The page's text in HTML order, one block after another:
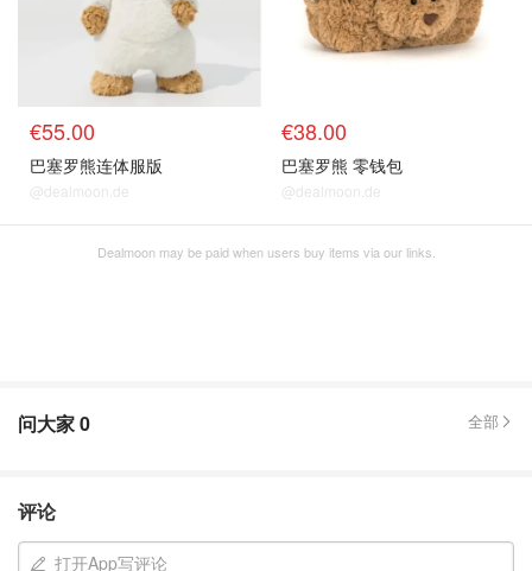
€55.00
巴塞罗熊连体服版
@dealmoon.de
€38.00
巴塞罗熊 零钱包
@dealmoon.de
Dealmoon may be paid when users buy items via our links.
问大家0 全部
评论
打开App写评论